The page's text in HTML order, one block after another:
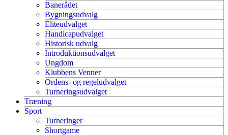
Banerådet
Bygningsudvalg
Eliteudvalget
Handicapudvalget
Historisk udvalg
Introduktionsudvalget
Ungdom
Klubbens Venner
Ordens- og regeludvalget
Turneringsudvalget
Træning
Sport
Turneringer
Shortgame